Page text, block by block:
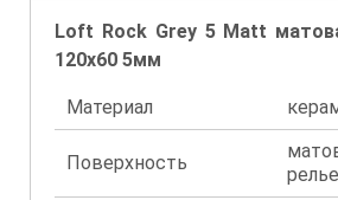
Loft Rock Grey 5 Matt
120x60 5мм
Материал
Поверхность